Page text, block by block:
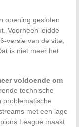
opening gesloten
Voorheen leidde
versie van de site,
is niet meer het
voldoende om
technische
problematische
met een lage
League maakt